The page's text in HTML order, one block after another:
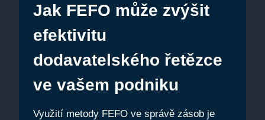
Jak FEFO může zvýšit
efektivitu
dodavatelského řetězce
ve vašem podniku
Využití‌ metody⁤ FEFO ⁣ve správě zásob je‌